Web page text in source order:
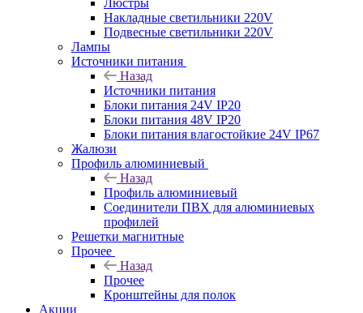
Люстры
Накладные светильники 220V
Подвесные светильники 220V
Лампы
Источники питания
Назад
Источники питания
Блоки питания 24V IP20
Блоки питания 48V IP20
Блоки питания влагостойкие 24V IP67
Жалюзи
Профиль алюминиевый
Назад
Профиль алюминиевый
Соединители ПВХ для алюминиевых
профилей
Решетки магнитные
Прочее
Назад
Прочее
Кронштейны для полок
Акции